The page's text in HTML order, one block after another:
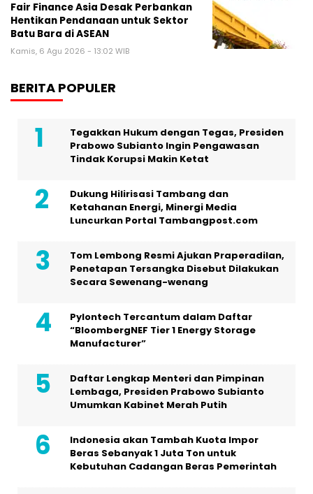
Fair Finance Asia Desak Perbankan
Hentikan Pendanaan untuk Sektor
Batu Bara di ASEAN
Kamis, 6 Agu 2026 - 13:02 WIB
BERITA POPULER
Tegakkan Hukum dengan Tegas, Presiden
Prabowo Subianto Ingin Pengawasan
Tindak Korupsi Makin Ketat
Dukung Hilirisasi Tambang dan
Ketahanan Energi, Minergi Media
Luncurkan Portal Tambangpost.com
Tom Lembong Resmi Ajukan Praperadilan,
Penetapan Tersangka Disebut Dilakukan
Secara Sewenang-wenang
Pylontech Tercantum dalam Daftar
“BloombergNEF Tier 1 Energy Storage
Manufacturer”
Daftar Lengkap Menteri dan Pimpinan
Lembaga, Presiden Prabowo Subianto
Umumkan Kabinet Merah Putih
Indonesia akan Tambah Kuota Impor
Beras Sebanyak 1 Juta Ton untuk
Kebutuhan Cadangan Beras Pemerintah